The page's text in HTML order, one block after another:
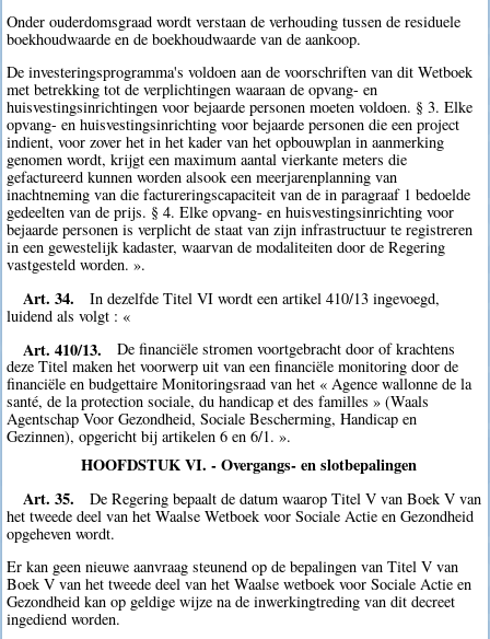
Onder ouderdomsgraad wordt verstaan de verhouding tussen de residuele
boekhoudwaarde en de boekhoudwaarde van de aankoop.
De investeringsprogramma's voldoen aan de voorschriften van dit Wetboek
met betrekking tot de verplichtingen waaraan de opvang- en
huisvestingsinrichtingen voor bejaarde personen moeten voldoen. § 3. Elke
opvang- en huisvestingsinrichting voor bejaarde personen die een project
indient, voor zover het in het kader van het opbouwplan in aanmerking
genomen wordt, krijgt een maximum aantal vierkante meters die
gefactureerd kunnen worden alsook een meerjarenplanning van
inachtneming van die factureringscapaciteit van de in paragraaf 1 bedoelde
gedeelten van de prijs. § 4. Elke opvang- en huisvestingsinrichting voor
bejaarde personen is verplicht de staat van zijn infrastructuur te registreren
in een gewestelijk kadaster, waarvan de modaliteiten door de Regering
vastgesteld worden. ».
Art. 34.
In dezelfde Titel VI wordt een artikel 410/13 ingevoegd,
luidend als volgt : «
Art. 410/13.
De financiële stromen voortgebracht door of krachtens
deze Titel maken het voorwerp uit van een financiële monitoring door de
financiële en budgettaire Monitoringsraad van het « Agence wallonne de la
santé, de la protection sociale, du handicap et des familles » (Waals
Agentschap Voor Gezondheid, Sociale Bescherming, Handicap en
Gezinnen), opgericht bij artikelen 6 en 6/1. ».
HOOFDSTUK VI. - Overgangs- en slotbepalingen
Art. 35.
De Regering bepaalt de datum waarop Titel V van Boek V van
het tweede deel van het Waalse Wetboek voor Sociale Actie en Gezondheid
opgeheven wordt.
Er kan geen nieuwe aanvraag steunend op de bepalingen van Titel V van
Boek V van het tweede deel van het Waalse wetboek voor Sociale Actie en
Gezondheid kan op geldige wijze na de inwerkingtreding van dit decreet
ingediend worden.